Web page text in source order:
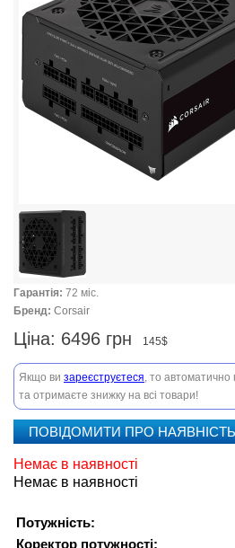
Гарантія: 72 міс.
Бренд: Corsair
Ціна: 6496 грн 145$
Якщо ви зареєструєтеся, то автоматично
та отримаєте знижку на всі товари!
ПОВІДОМИТИ ПРО НАЯВНІСТЬ
Немає в наявності
Немає в наявності
Потужність:
Коректор потужності: